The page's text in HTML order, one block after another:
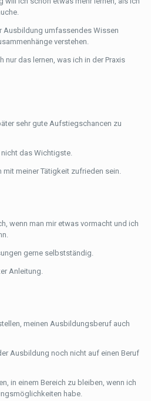
Ausbildung umfassendes Wissen
verstehen.
nur das lernen, was ich in der Praxis
sehr gute Aufstiegschancen zu
das Wichtigste.
mit meiner Tätigkeit zufrieden sein.
wenn man mir etwas vormacht und ich
gerne selbstständig.
Anleitung.
meinen Ausbildungsberuf auch
Ausbildung noch nicht auf einen Beruf
in einem Bereich zu bleiben, wenn ich
habe.